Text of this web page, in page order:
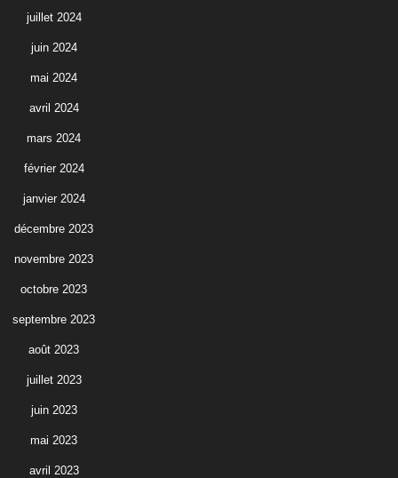
juillet 2024
juin 2024
mai 2024
avril 2024
mars 2024
février 2024
janvier 2024
décembre 2023
novembre 2023
octobre 2023
septembre 2023
août 2023
juillet 2023
juin 2023
mai 2023
avril 2023